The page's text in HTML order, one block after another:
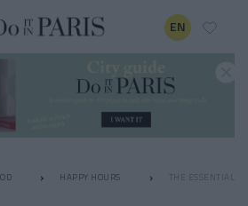
EN
HAPPY HOURS THE ESSENTIALS